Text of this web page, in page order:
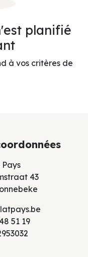
planifié
à vos critères de
43
51 19